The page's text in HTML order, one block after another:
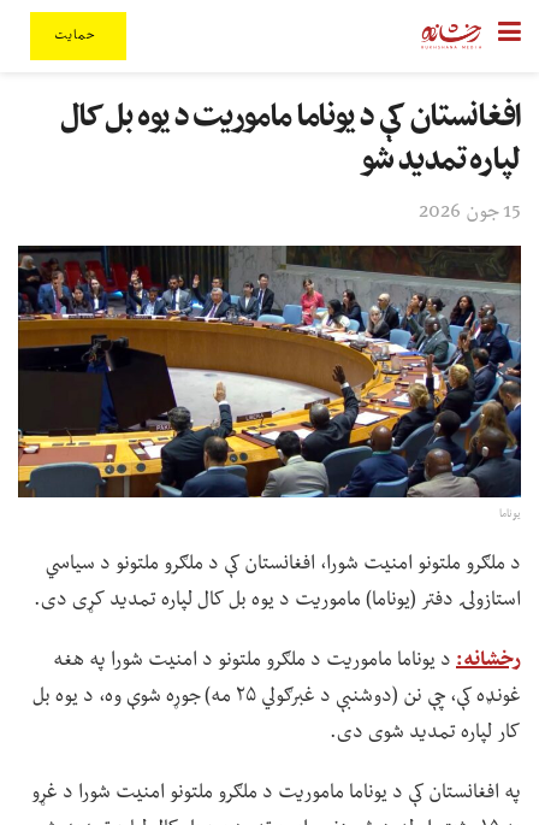
حمایت
افغانستان کې د یوناما ماموریت د یوه بل کال
لپاره تمدید شو
15 جون 2026
یوناما
د ملګرو ملتونو امنیت شورا، افغانستان کې د ملګرو ملتونو د سیاسي
استازولۍ دفتر (یوناما) ماموریت د یوه بل کال لپاره تمدید کړی دی.
رخشانه:د یوناما ماموریت د ملګرو ملتونو د امنیت شورا په هغه
غونډه کې، چې نن (دوشنبې د غبرګولي ۲۵ مه) جوړه شوې وه، د یوه بل
کار لپاره تمدید شوی دی.
په افغانستان کې د یوناما ماموریت د ملګرو ملتونو امنیت شورا د غړو